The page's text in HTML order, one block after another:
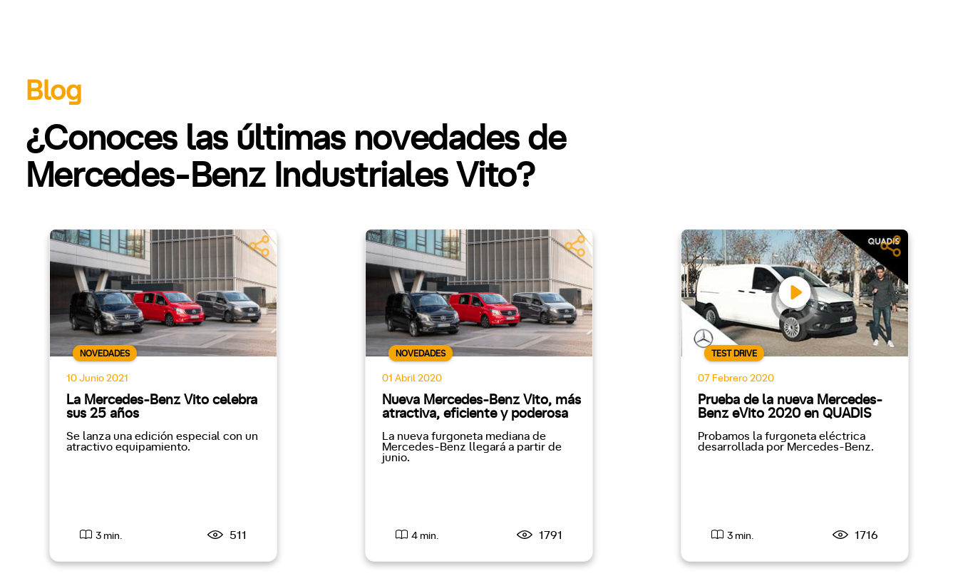
Blog
¿Conoces las últimas novedades de
Mercedes-Benz Industriales Vito?
NOVEDADES
10 Junio 2021
La Mercedes-Benz Vito celebra
sus 25 años
Se lanza una edición especial con un
atractivo equipamiento.
3 min. 511
NOVEDADES
01 Abril 2020
Nueva Mercedes-Benz Vito, más
atractiva, eficiente y poderosa
La nueva furgoneta mediana de
Mercedes-Benz llegará a partir de
junio.
4 min. 1791
TEST DRIVE
07 Febrero 2020
Prueba de la nueva Mercedes-
Benz eVito 2020 en QUADIS
Probamos la furgoneta eléctrica
desarrollada por Mercedes-Benz.
3 min. 1716